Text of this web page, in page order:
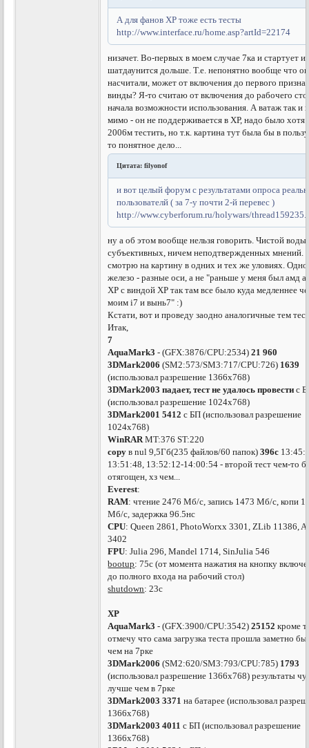
А для фанов ХР тоже есть тесты
http://www.interface.ru/home.asp?artId=22174
низачет. Во-первых в моем случае 7ка и стартует и
шатдаунится дольше. Т.е. непонятно вообще что
насчитали, может от включения до первого
винды? Я-то считаю от включения до рабочего
начала возможности использования. А ватаж так и
мимо - он не поддерживается в ХР, надо было хотя
2006м тестить, но т.к. картина тут была бы в
то понятное дело...
Цитата: filyonof
и вот целый форум с результатами опроса
пользователй ( за 7-у почти 2-й перевес )
http://www.cyberforum.ru/holywars/
ну а об этом вообще нельзя говорить. Чистой воды
субъективных, ничем неподтвержденных мнений.
смотрю на картину в одних и тех же уловиях. Одно
железо - разные оси, а не "раньше у меня был амд
ХР с виндой ХР так там все было куда медленнее
моим i7 и вынь7" :)
Кстати, вот и проведу заодно аналогичные тем
Итак,
7
AquaMark3 - (GFX:3876/CPU:2534)21 960
3DMark2006 (SM2:573/SM3:717/CPU:726) 1639
(использовал разрешение 1366х768)
3DMark2003 падает, тест не удалось провести с
(использовал разрешение 1024х768)
3DMark2001 5412 с БП (использовал разрешение
1024х768)
WinRARMT:376 ST:220
copy в nul 9,5Гб(235 файлов/60 папок)396с
13:51:48, 13:52:12-14:00:54 - второй тест чем-то
отягощен, хз чем...
Everest:
RAM: чтение 2476 Мб/с, запись 1473 Мб/с, копи
Мб/с, задержка 96.5нс
CPU: Queen 2861, PhotoWorxx 3301, ZLib 11386,
3402
FPU: Julia 296, Mandel 1714, SinJulia 546
bootup: 75c (от момента нажатия на кнопку
до полного входа на рабочий стол)
shutdown: 23c
ХР
AquaMark3 - (GFX:3900/CPU:3542)25152 кроме
отмечу что сама загрузка теста прошла заметно
чем на 7рке
3DMark2006 (SM2:620/SM3:793/CPU:785) 1793
(использовал разрешение 1366х768) результаты
лучше чем в 7рке
3DMark2003 3371 на батарее (использовал
1366х768)
3DMark2003 4011 с БП (использовал разрешение
1366х768)